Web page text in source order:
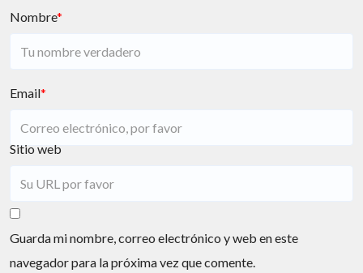
Nombre*
Email*
Sitio web
Guarda mi nombre, correo electrónico y web en este
navegador para la próxima vez que comente.